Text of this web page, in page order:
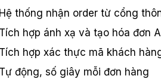
Hệ thống nhận order từ cổng
Tích hợp ánh xạ và tạo hóa đơn
Tích hợp xác thực mã khách
Tự động, số giây mỗi đơn hàng